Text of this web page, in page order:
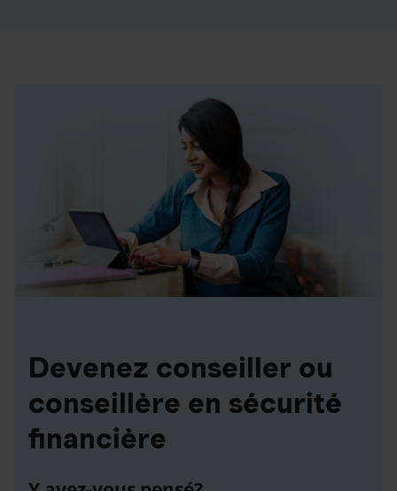
Devenez conseiller ou
conseillère en sécurité
financière